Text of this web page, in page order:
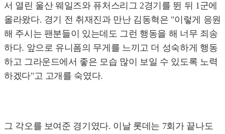
서 열린 울산 웨일즈와 퓨처스리그 2경기를 뛴 뒤 1군에
올라왔다. 경기 전 취재진과 만난 김동혁은 "이렇게 응원
해 주시는 팬분들이 있는데도 그런 행동을 해 너무 죄송
하다. 앞으로 유니폼의 무게를 느끼고 더 성숙하게 행동
하고 그라운드에서 좋은 모습 많이 보일 수 있도록 노력
하겠다"고 고개를 숙였다.
그 각오를 보여준 경기였다. 이날 롯데는 7회가 끝나도